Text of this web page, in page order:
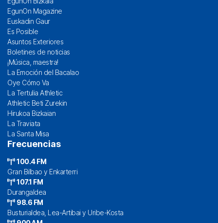
EgunOn Magazine
Euskadin Gaur
Es Posible
Asuntos Exteriores
Boletines de noticias
¡Música, maestra!
La Emoción del Bacalao
Oye Cómo Va
La Tertulia Athletic
Athletic Beti Zurekin
Hirukoa Bizkaian
La Traviata
La Santa Misa
Frecuencias
100.4 FM
Gran Bilbao y Enkarterri
107.1 FM
Durangaldea
98.6 FM
Busturialdea, Lea-Artibai y Uribe-Kosta